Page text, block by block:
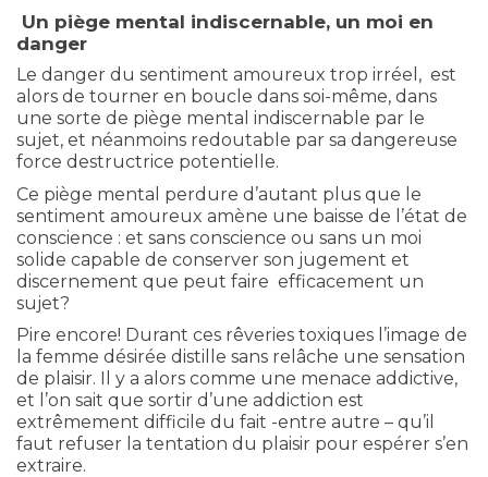
Un piège mental indiscernable, un moi en
danger
Le danger du sentiment amoureux trop irréel, est
alors de tourner en boucle dans soi-même, dans
une sorte de piège mental indiscernable par le
sujet, et néanmoins redoutable par sa dangereuse
force destructrice potentielle.
Ce piège mental perdure d’autant plus que le
sentiment amoureux amène une baisse de l’état de
conscience : et sans conscience ou sans un moi
solide capable de conserver son jugement et
discernement que peut faire efficacement un
sujet?
Pire encore! Durant ces rêveries toxiques l’image de
la femme désirée distille sans relâche une sensation
de plaisir. Il y a alors comme une menace addictive,
et l’on sait que sortir d’une addiction est
extrêmement difficile du fait -entre autre – qu’il
faut refuser la tentation du plaisir pour espérer s’en
extraire.